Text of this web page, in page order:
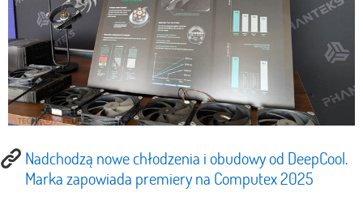
Nadchodzą nowe chłodzenia i obudowy od DeepCool.
Marka zapowiada premiery na Computex 2025